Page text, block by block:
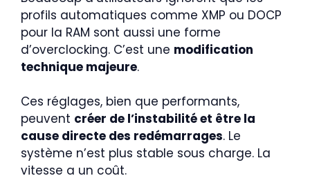
profils automatiques comme XMP ou DOCP
pour la RAM sont aussi une forme
d’overclocking. C’est une modification
technique majeure.
Ces réglages, bien que performants,
peuvent créer de l’instabilité et être la
cause directe des redémarrages. Le
système n’est plus stable sous charge. La
vitesse a un coût.